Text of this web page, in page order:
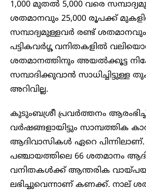
1,000 മുതൽ 5,000 വരെ
ശതമാനവും 25,000 രൂപക്ക്
സമ്പാദ്യമുള്ളവർ രണ്ട് ശതമാനവും
പട്ടികവർഗ്ഗ വനിതകളിൽ
ശതമാനത്തിനും അയൽക്കൂട്ട
സമ്പാദിക്കുവാൻ
അറിവില്ല.
കുടുംബശ്രീ പ്രവർത്തനം
വർഷങ്ങളായിട്ടും സാമ്പത്തിക
ആദിവാസികൾ ഏറെ
പഞ്ചായത്തിലെ 66 ശതമാനം
വനിതകൾക്ക് ആന്തരിക
ലഭിച്ചുവെന്നാണ് കണക്ക്. നാല്